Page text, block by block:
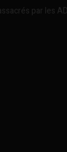
par les